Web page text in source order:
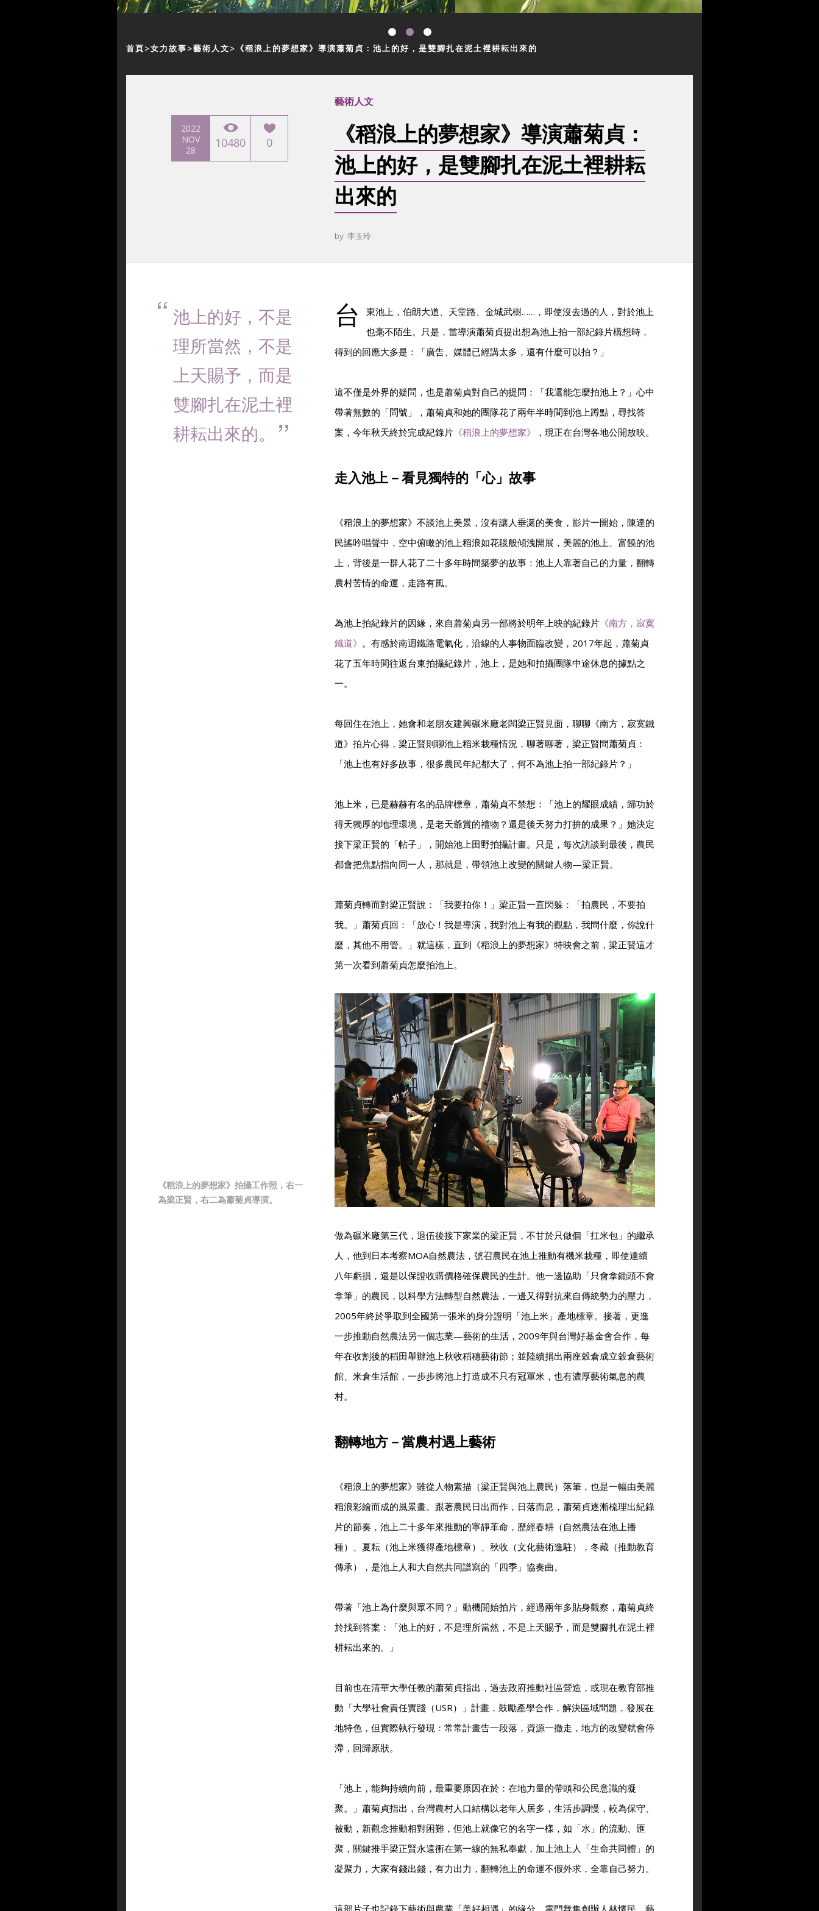
首頁 女力故事 藝術人文 《稻浪上的夢想家》導演蕭菊貞：池上的好，是雙腳扎在泥土裡耕耘出來的
2022
NOV
28
10480 0
藝術人文
《稻浪上的夢想家》導演蕭菊貞：
池上的好，是雙腳扎在泥土裡耕耘
出來的
by 李玉玲
池上的好，不是
理所當然，不是
上天賜予，而是
雙腳扎在泥土裡
耕耘出來的。
台
東池上，伯朗大道、天堂路、金城武樹……，即使沒去過的人，對於池上
也毫不陌生。只是，當導演蕭菊貞提出想為池上拍一部紀錄片構想時，
得到的回應大多是：「廣告、媒體已經講太多，還有什麼可以拍？」
這不僅是外界的疑問，也是蕭菊貞對自己的提問：「我還能怎麼拍池上？」心中
帶著無數的「問號」，蕭菊貞和她的團隊花了兩年半時間到池上蹲點，尋找答
案，今年秋天終於完成紀錄片 《稻浪上的夢想家》 ，現正在台灣各地公開放映。
走入池上－看見獨特的「心」故事
《稻浪上的夢想家》不談池上美景，沒有讓人垂涎的美食，影片一開始，陳達的
民謠吟唱聲中，空中俯瞰的池上稻浪如花毯般傾洩開展，美麗的池上、富饒的池
上，背後是一群人花了二十多年時間築夢的故事：池上人靠著自己的力量，翻轉
農村苦情的命運，走路有風。
為池上拍紀錄片的因緣，來自蕭菊貞另一部將於明年上映的紀錄片 《南方，寂寞
鐵道》 。有感於南迴鐵路電氣化，沿線的人事物面臨改變，2017年起，蕭菊貞
花了五年時間往返台東拍攝紀錄片，池上，是她和拍攝團隊中途休息的據點之
一。
每回住在池上，她會和老朋友建興碾米廠老闆梁正賢見面，聊聊《南方，寂寞鐵
道》拍片心得，梁正賢則聊池上稻米栽種情況，聊著聊著，梁正賢問蕭菊貞：
「池上也有好多故事，很多農民年紀都大了，何不為池上拍一部紀錄片？」
池上米，已是赫赫有名的品牌標章，蕭菊貞不禁想：「池上的耀眼成績，歸功於
得天獨厚的地理環境，是老天爺賞的禮物？還是後天努力打拚的成果？」她決定
接下梁正賢的「帖子」，開始池上田野拍攝計畫。只是，每次訪談到最後，農民
都會把焦點指向同一人，那就是，帶領池上改變的關鍵人物—梁正賢。
蕭菊貞轉而對梁正賢說：「我要拍你！」梁正賢一直閃躲：「拍農民，不要拍
我。」蕭菊貞回：「放心！我是導演，我對池上有我的觀點，我問什麼，你說什
麼，其他不用管。」就這樣，直到《稻浪上的夢想家》特映會之前，梁正賢這才
第一次看到蕭菊貞怎麼拍池上。
《稻浪上的夢想家》拍攝工作照，右一
為梁正賢，右二為蕭菊貞導演。
做為碾米廠第三代，退伍後接下家業的梁正賢，不甘於只做個「扛米包」的繼承
人，他到日本考察MOA自然農法，號召農民在池上推動有機米栽種，即使連續
八年虧損，還是以保證收購價格確保農民的生計。他一邊協助「只會拿鋤頭不會
拿筆」的農民，以科學方法轉型自然農法，一邊又得對抗來自傳統勢力的壓力，
2005年終於爭取到全國第一張米的身分證明「池上米」產地標章。接著，更進
一步推動自然農法另一個志業—藝術的生活，2009年與台灣好基金會合作，每
年在收割後的稻田舉辦池上秋收稻穗藝術節；並陸續捐出兩座穀倉成立穀倉藝術
館、米倉生活館，一步步將池上打造成不只有冠軍米，也有濃厚藝術氣息的農
村。
翻轉地方－當農村遇上藝術
《稻浪上的夢想家》雖從人物素描（梁正賢與池上農民）落筆，也是一幅由美麗
稻浪彩繪而成的風景畫。跟著農民日出而作，日落而息，蕭菊貞逐漸梳理出紀錄
片的節奏，池上二十多年來推動的寧靜革命，歷經春耕（自然農法在池上播
種）、夏耘（池上米獲得產地標章）、秋收（文化藝術進駐），冬藏（推動教育
傳承），是池上人和大自然共同譜寫的「四季」協奏曲。
帶著「池上為什麼與眾不同？」動機開始拍片，經過兩年多貼身觀察，蕭菊貞終
於找到答案：「池上的好，不是理所當然，不是上天賜予，而是雙腳扎在泥土裡
耕耘出來的。」
目前也在清華大學任教的蕭菊貞指出，過去政府推動社區營造，或現在教育部推
動「大學社會責任實踐（USR）」計畫，鼓勵產學合作，解決區域問題，發展在
地特色，但實際執行發現：常常計畫告一段落，資源一撤走，地方的改變就會停
滯，回歸原狀。
「池上，能夠持續向前，最重要原因在於：在地力量的帶頭和公民意識的凝
聚。」蕭菊貞指出，台灣農村人口結構以老年人居多，生活步調慢，較為保守、
被動，新觀念推動相對困難，但池上就像它的名字一樣，如「水」的流動、匯
聚，關鍵推手梁正賢永遠衝在第一線的無私奉獻，加上池上人「生命共同體」的
凝聚力，大家有錢出錢，有力出力，翻轉池上的命運不假外求，全靠自己努力。